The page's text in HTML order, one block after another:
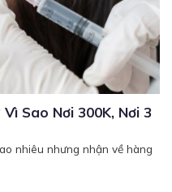
Sao Nơi 300K, Nơi 3
nhiêu nhưng nhận về hàng